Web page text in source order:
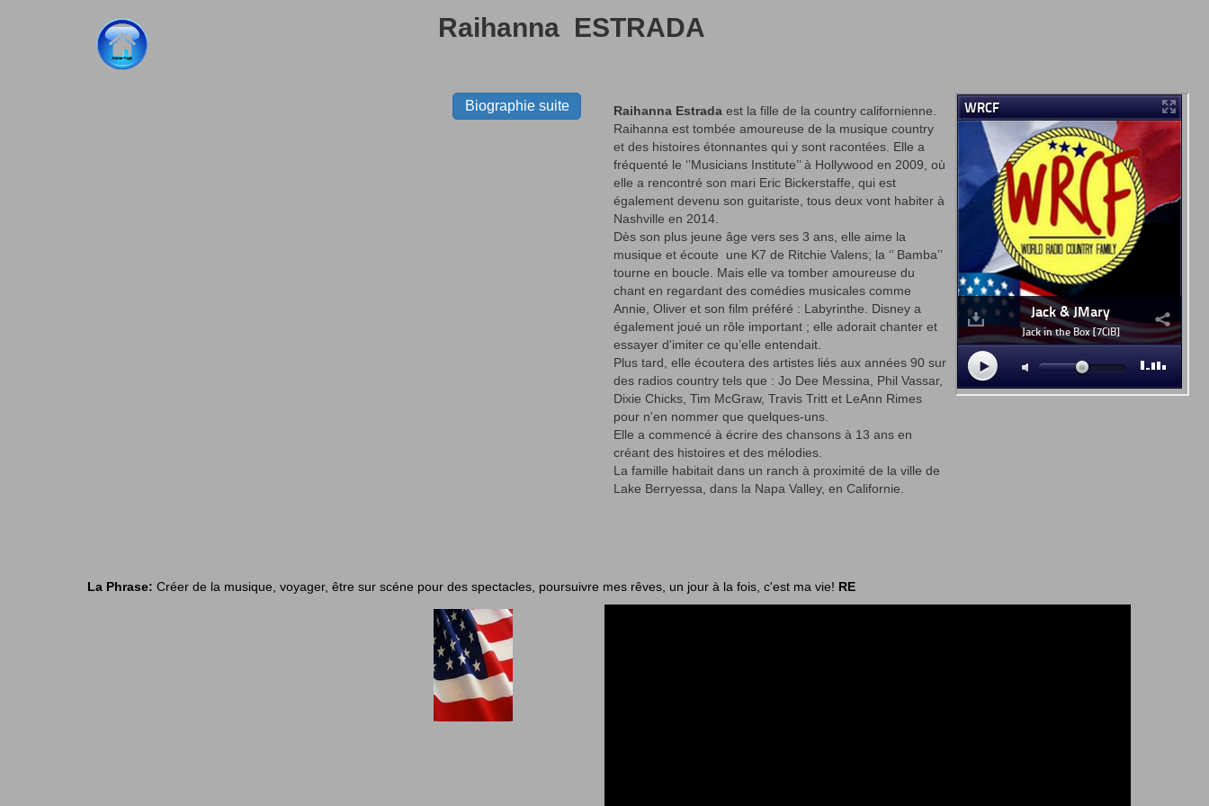
Raihanna ESTRADA
Biographie suite Raihanna Estrada est la fille de la country californienne.
Raihanna est tombée amoureuse de la musique country
et des histoires étonnantes qui y sont racontées. Elle a
fréquenté le ‘’Musicians Institute’’ à Hollywood en 2009, où
elle a rencontré son mari Eric Bickerstaffe, qui est
également devenu son guitariste, tous deux vont habiter à
Nashville en 2014.
Dès son plus jeune âge vers ses 3 ans, elle aime la
musique et écoute une K7 de Ritchie Valens; la ‘’ Bamba’’
tourne en boucle. Mais elle va tomber amoureuse du
chant en regardant des comédies musicales comme
Annie, Oliver et son film préféré : Labyrinthe. Disney a
également joué un rôle important ; elle adorait chanter et
essayer d'imiter ce qu’elle entendait.
Plus tard, elle écoutera des artistes liés aux années 90 sur
des radios country tels que : Jo Dee Messina, Phil Vassar,
Dixie Chicks, Tim McGraw, Travis Tritt et LeAnn Rimes
pour n'en nommer que quelques-uns.
Elle a commencé à écrire des chansons à 13 ans en
créant des histoires et des mélodies.
La famille habitait dans un ranch à proximité de la ville de
Lake Berryessa, dans la Napa Valley, en Californie.
La Phrase: Créer de la musique, voyager, être sur scéne pour des spectacles, poursuivre mes rêves, un jour à la fois, c'est ma vie! RE